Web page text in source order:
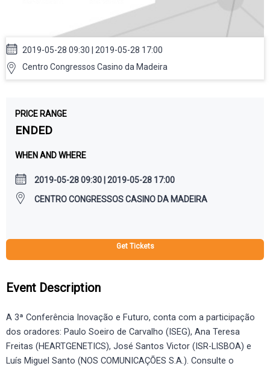
2019-05-28 09:30 | 2019-05-28 17:00
Centro Congressos Casino da Madeira
PRICE RANGE
ENDED
WHEN AND WHERE
2019-05-28 09:30 | 2019-05-28 17:00
CENTRO CONGRESSOS CASINO DA MADEIRA
Get Tickets
Event Description
A 3ª Conferência Inovação e Futuro, conta com a participação
dos oradores: Paulo Soeiro de Carvalho (ISEG), Ana Teresa
Freitas (HEARTGENETICS), José Santos Victor (ISR-LISBOA) e
Luís Miguel Santo (NOS COMUNICAÇÕES S.A.). Consulte o